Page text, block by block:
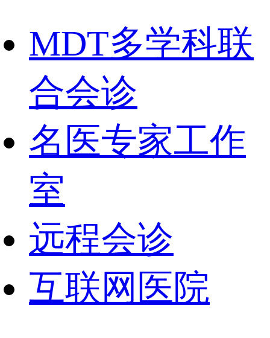
MDT多学科联
合会诊
名医专家工作
室
远程会诊
互联网医院